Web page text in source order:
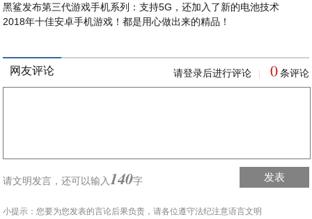
黑鲨发布第三代游戏手机系列：支持5G，还加入了新的电池技术
2018年十佳安卓手机游戏！都是用心做出来的精品！
网友评论 请登录后进行评论 0 条评论
请文明发言，还可以输入 140字 发表
小提示：您要为您发表的言论后果负责，请各位遵守法纪注意语言文明